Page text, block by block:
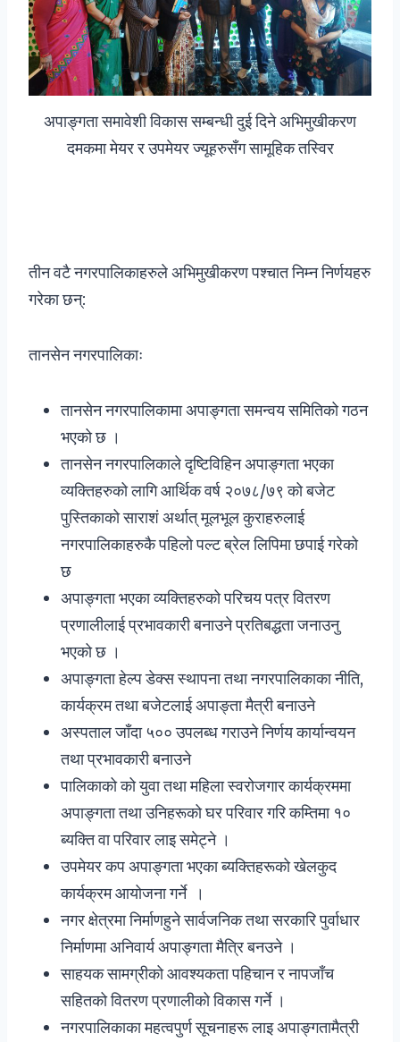
अपाङ्गता समावेशी विकास सम्बन्धी दुई दिने अभिमुखीकरण
दमकमा मेयर र उपमेयर ज्यूहरुसँग सामूहिक तस्विर
तीन वटै नगरपालिकाहरुले अभिमुखीकरण पश्चात निम्न निर्णयहरु
गरेका छन्:
तानसेन नगरपालिकाः
तानसेन नगरपालिकामा अपाङ्गता समन्वय समितिको गठन
भएको छ ।
तानसेन नगरपालिकाले दृष्टिविहिन अपाङ्गता भएका
व्यक्तिहरुको लागि आर्थिक वर्ष २०७८/७९ को बजेट
पुस्तिकाको साराशं अर्थात् मूलभूल कुराहरुलाई
नगरपालिकाहरुकै पहिलो पल्ट ब्रेल लिपिमा छपाई गरेको
छ
अपाङ्गता भएका व्यक्तिहरुको परिचय पत्र वितरण
प्रणालीलाई प्रभावकारी बनाउने प्रतिबद्धता जनाउनु
भएको छ ।
अपाङ्गता हेल्प डेक्स स्थापना तथा नगरपालिकाका नीति,
कार्यक्रम तथा बजेटलाई अपाङ्ता मैत्री बनाउने
अस्पताल जाँदा ५०० उपलब्ध गराउने निर्णय कार्यान्वयन
तथा प्रभावकारी बनाउने
पालिकाको को युवा तथा महिला स्वरोजगार कार्यक्रममा
अपाङ्गता तथा उनिहरूको घर परिवार गरि कम्तिमा १०
ब्यक्ति वा परिवार लाइ समेट्ने ।
उपमेयर कप अपाङ्गता भएका ब्यक्तिहरूको खेलकुद
कार्यक्रम आयोजना गर्ने ।
नगर क्षेत्रमा निर्माणहुने सार्वजनिक तथा सरकारि पुर्वाधार
निर्माणमा अनिवार्य अपाङ्गता मैत्रि बनउने ।
साहयक सामग्रीको आवश्यकता पहिचान र नापजाँच
सहितको वितरण प्रणालीको विकास गर्ने ।
नगरपालिकाका महत्वपुर्ण सूचनाहरू लाइ अपाङ्गतामैत्री